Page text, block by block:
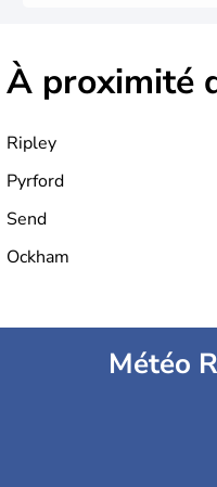
À proximité
Ripley
Pyrford
Send
Ockham
Météo